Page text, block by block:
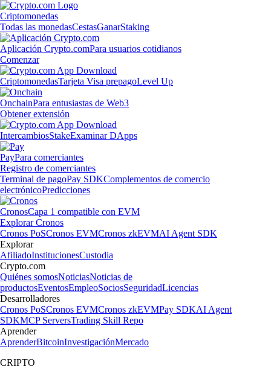
Criptomonedas
Todas las monedasCestasGanarStaking
Aplicación Crypto.comPara usuarios cotidianos
Comenzar
CriptomonedasTarjeta Visa prepagoLevel Up
OnchainPara entusiastas de Web3
Obtener extensión
IntercambiosStakeExaminar DApps
PayPara comerciantes
Registro de comerciantes
Terminal de pagoPay SDKComplementos de comercio
electrónicoPredicciones
CronosCapa 1 compatible con EVM
Explorar Cronos
Cronos PoSCronos EVMCronos zkEVMAI Agent SDK
Explorar
AfiliadoInstitucionesCustodia
Crypto.com
Quiénes somosNoticiasNoticias de
productosEventosEmpleoSociosSeguridadLicencias
Desarrolladores
Cronos PoSCronos EVMCronos zkEVMPay SDKAI Agent
SDKMCP ServersTrading Skill Repo
Aprender
AprenderBitcoinInvestigaciónMercado
CRIPTO